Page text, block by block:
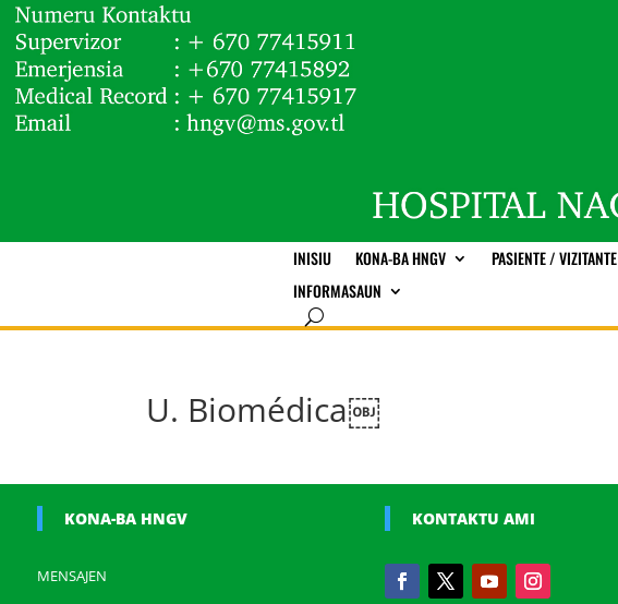
INISIU KONA-BA HNGV PASIENTE / VIZITANTE
INFORMASAUN
U. Biomédica￼
KONA-BA HNGV
MENSAJEN
KONTAKTU AMI